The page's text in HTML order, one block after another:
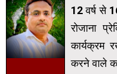
12 वर्ष से
रोजाना
कार्यक्रम
करने वाले